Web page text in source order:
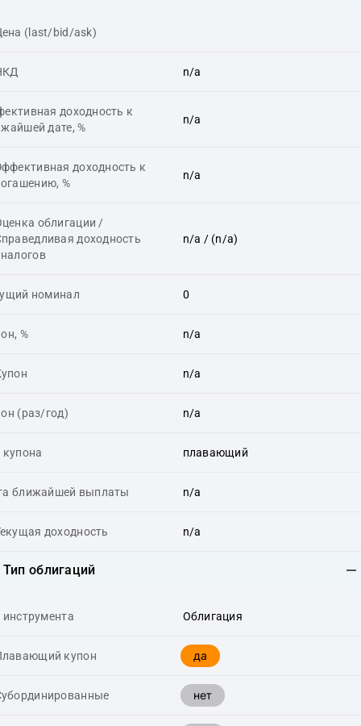
(last/bid/ask)
n/a
доходность к
дате, %
n/a
доходность к
%
n/a
облигации /
доходность
n/a / (n/a)
номинал 0
% n/a
n/a
(раз/год) n/a
купона плавающий
ближайшей выплаты n/a
доходность n/a
Тип облигаций
инструмента Облигация
купон да
нет